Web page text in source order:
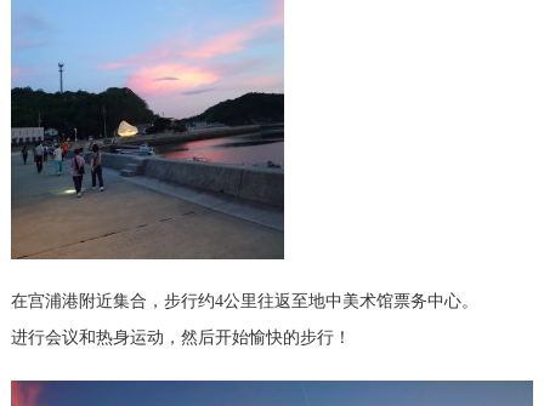
在宫浦港附近集合，步行约4公里往返至地中美术馆票务中心。
进行会议和热身运动，然后开始愉快的步行！